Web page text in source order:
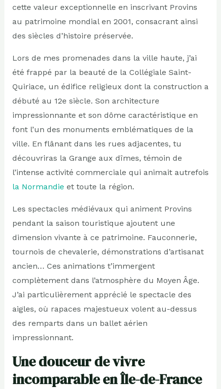
cette valeur exceptionnelle en inscrivant Provins
au patrimoine mondial en 2001, consacrant ainsi
des siècles d’histoire préservée.
Lors de mes promenades dans la ville haute, j’ai
été frappé par la beauté de la Collégiale Saint-
Quiriace, un édifice religieux dont la construction a
débuté au 12e siècle. Son architecture
impressionnante et son dôme caractéristique en
font l’un des monuments emblématiques de la
ville. En flânant dans les rues adjacentes, tu
découvriras la Grange aux dîmes, témoin de
l’intense activité commerciale qui animait autrefois
la Normandie et toute la région.
Les spectacles médiévaux qui animent Provins
pendant la saison touristique ajoutent une
dimension vivante à ce patrimoine. Fauconnerie,
tournois de chevalerie, démonstrations d’artisanat
ancien… Ces animations t’immergent
complètement dans l’atmosphère du Moyen Âge.
J’ai particulièrement apprécié le spectacle des
aigles, où rapaces majestueux volent au-dessus
des remparts dans un ballet aérien
impressionnant.
Une douceur de vivre
incomparable en Île-de-France